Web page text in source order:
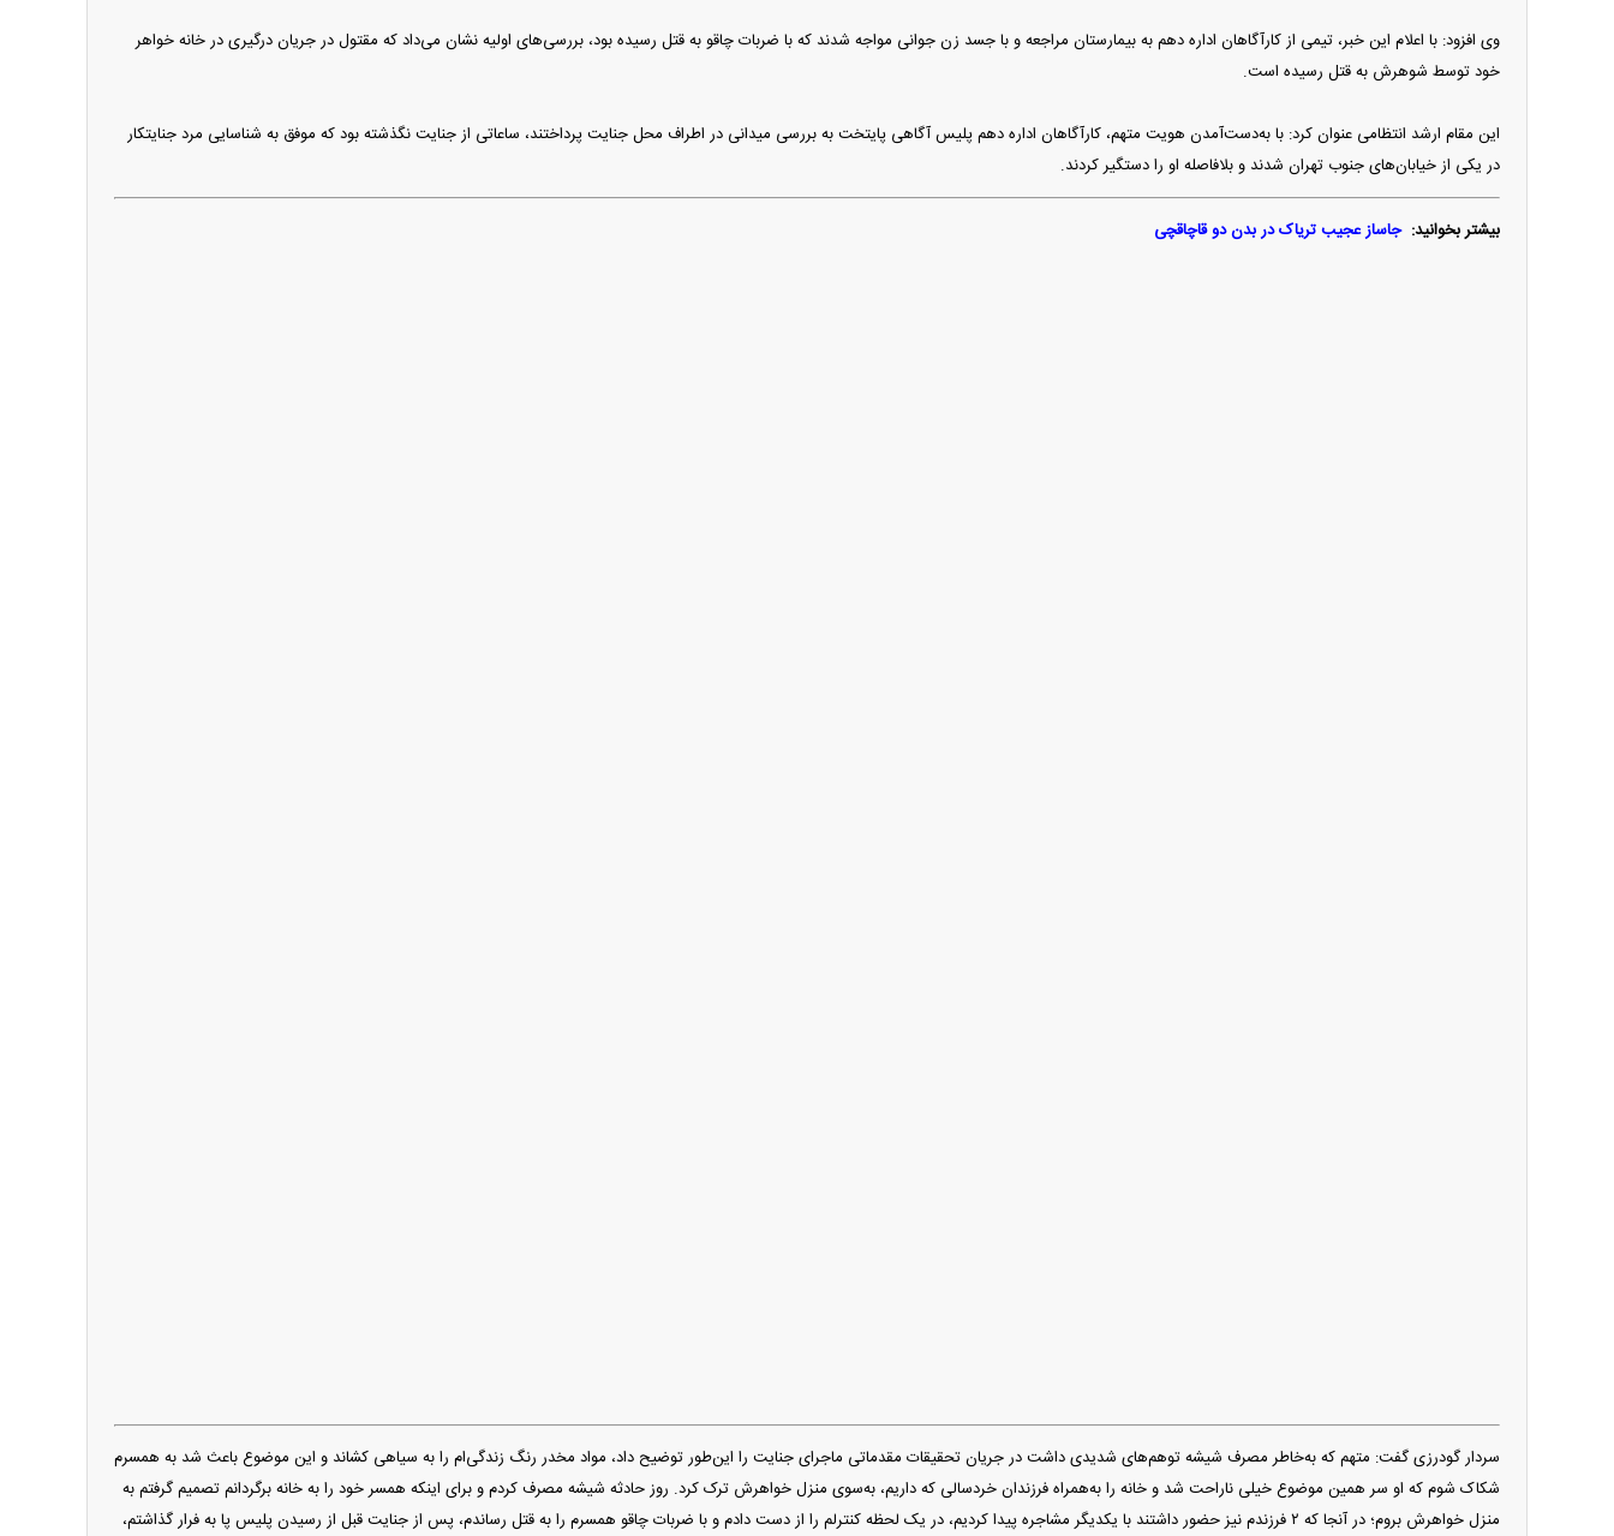
وی افزود: با اعلام این خبر، تیمی از کارآگاهان اداره دهم به بیمارستان مراجعه و با جسد زن جوانی مواجه شدند که با ضربات چاقو به قتل رسیده بود، بررسی‌های اولیه نشان می‌داد که مقتول در جریان درگیری در خانه خواهر
خود توسط شوهرش به قتل رسیده است.
این مقام ارشد انتظامی عنوان کرد: با به‌دست‌آمدن هویت متهم، کارآگاهان اداره دهم پلیس آگاهی پایتخت به بررسی میدانی در اطراف محل جنایت پرداختند، ساعاتی از جنایت نگذشته بود که موفق به شناسایی مرد جنایتکار
در یکی از خیابان‌های جنوب تهران شدند و بلافاصله او را دستگیر کردند.
بیشتر بخوانید:جاساز عجیب تریاک در بدن دو قاچاقچی
سردار گودرزی گفت: متهم که به‌خاطر مصرف شیشه توهم‌های شدیدی داشت در جریان تحقیقات مقدماتی ماجرای جنایت را این‌طور توضیح داد، مواد مخدر رنگ زندگی‌ام را به سیاهی کشاند و این موضوع باعث شد به همسرم
شکاک شوم که او سر همین موضوع خیلی ناراحت شد و خانه را به‌همراه فرزندان خردسالی که داریم، به‌سوی منزل خواهرش ترک کرد. روز حادثه شیشه مصرف کردم و برای اینکه همسر خود را به خانه برگردانم تصمیم گرفتم به
منزل خواهرش بروم؛ در آنجا که ۲ فرزندم نیز حضور داشتند با یکدیگر مشاجره پیدا کردیم، در یک لحظه کنترلم را از دست دادم و با ضربات چاقو همسرم را به قتل رساندم، پس از جنایت قبل از رسیدن پلیس پا به فرار گذاشتم،